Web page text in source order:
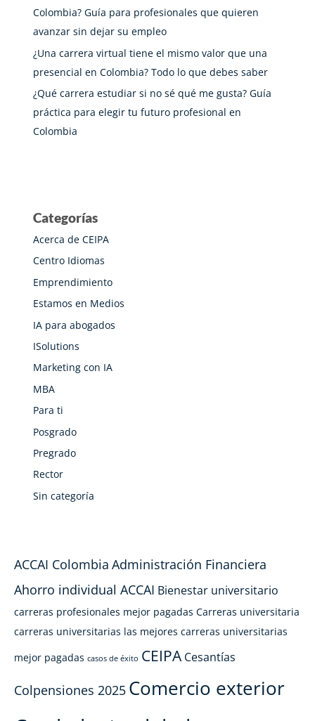
Colombia? Guía para profesionales que quieren
avanzar sin dejar su empleo
¿Una carrera virtual tiene el mismo valor que una
presencial en Colombia? Todo lo que debes saber
¿Qué carrera estudiar si no sé qué me gusta? Guía
práctica para elegir tu futuro profesional en
Colombia
Categorías
Acerca de CEIPA
Centro Idiomas
Emprendimiento
Estamos en Medios
IA para abogados
ISolutions
Marketing con IA
MBA
Para ti
Posgrado
Pregrado
Rector
Sin categoría
ACCAI Colombia Administración Financiera
Ahorro individual ACCAI Bienestar universitario
carreras profesionales mejor pagadas Carreras universitaria
carreras universitarias las mejores carreras universitarias
mejor pagadas casos de éxito CEIPA Cesantías
Colpensiones 2025 Comercio exterior